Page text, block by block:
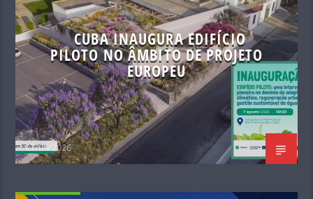
CUBA INAUGURA EDIFÍCIO
PILOTO NO ÂMBITO DE PROJETO
EUROPEU
07/08/2026